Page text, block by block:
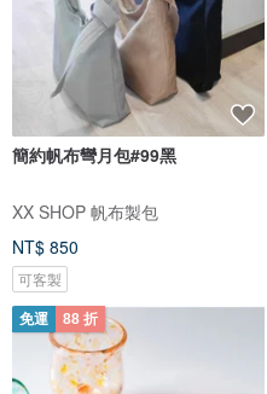
簡約帆布彎月包#99黑
XX SHOP 帆布製包
NT$ 850
可客製
免運 88 折